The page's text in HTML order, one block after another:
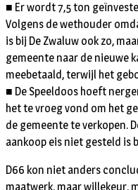
■ Er wordt 7,5 ton
Volgens de wethouder
is bij De Zwaluw ook zo,
gemeente naar de nieuwe
meebetaald, terwijl het
■ De Speeldoos hoeft
het te vroeg vond om het
de gemeente te verkopen.
aankoop eis niet gesteld is
D66 kon niet anders
maatwerk, maar willekeur,